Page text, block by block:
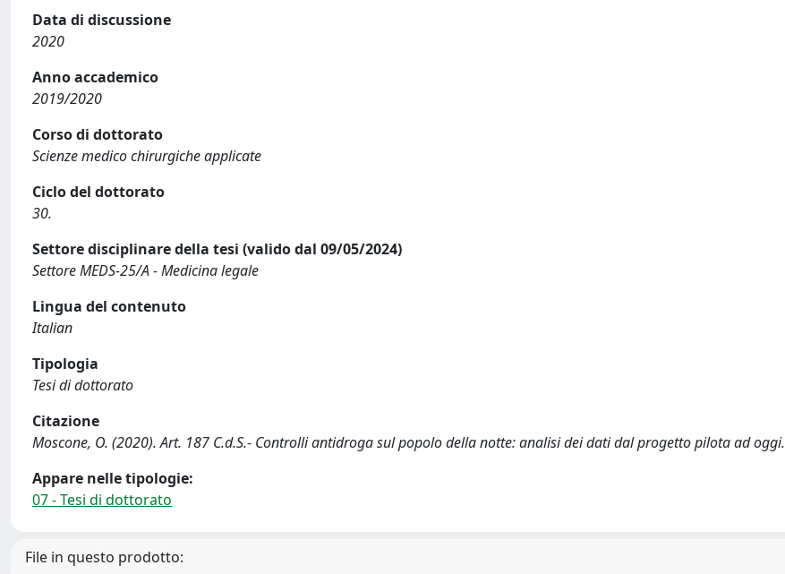
Data di discussione
2020
Anno accademico
2019/2020
Corso di dottorato
Scienze medico chirurgiche applicate
Ciclo del dottorato
30.
Settore disciplinare della tesi (valido dal 09/05/2024)
Settore MEDS-25/A - Medicina legale
Lingua del contenuto
Italian
Tipologia
Tesi di dottorato
Citazione
Moscone, O. (2020). Art. 187 C.d.S.- Controlli antidroga sul popolo della notte: analisi dei dati dal progetto pilota ad oggi.
Appare nelle tipologie:
07 - Tesi di dottorato
File in questo prodotto: